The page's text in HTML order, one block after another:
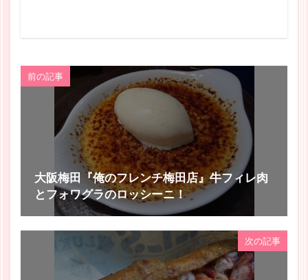
前の記事
大阪梅田『俺のフレンチ梅田店』牛フィレ肉
とフォワグラのロッシーニ！
次の記事